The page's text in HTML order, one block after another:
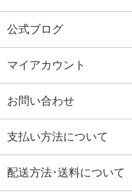
公式ブログ
マイアカウント
お問い合わせ
支払い方法について
配送方法･送料について